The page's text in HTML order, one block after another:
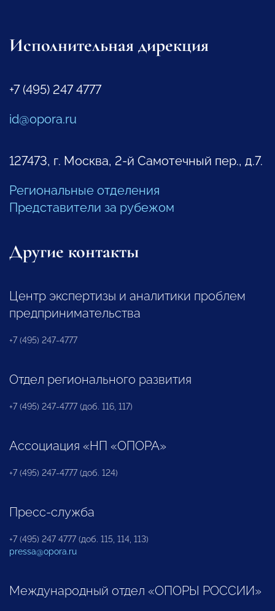
Исполнительная дирекция
+7 (495) 247 4777
id@opora.ru
127473, г. Москва, 2-й Самотечный пер., д.7.
Региональные отделения
Представители за рубежом
Другие контакты
Центр экспертизы и аналитики проблем
предпринимательства
+7 (495) 247-4777
Отдел регионального развития
+7 (495) 247-4777 (доб. 116, 117)
Ассоциация «НП «ОПОРА»
+7 (495) 247-4777 (доб. 124)
Пресс-служба
+7 (495) 247 4777 (доб. 115, 114, 113)
pressa@opora.ru
Международный отдел «ОПОРЫ РОССИИ»